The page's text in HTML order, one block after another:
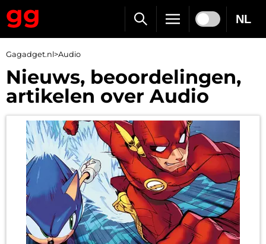
NL
Gagadget.nl>Audio
Nieuws, beoordelingen,
artikelen over Audio